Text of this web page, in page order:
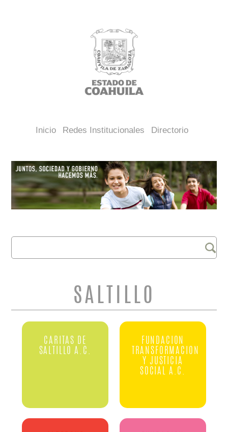
Inicio Redes Institucionales Directorio
FORMULARIO DE
BÚSQUEDA
Buscar
SALTILLO
CARITAS DE
SALTILLO A.C.
FUNDACION
TRANSFORMACION
Y JUSTICIA
SOCIAL A.C.